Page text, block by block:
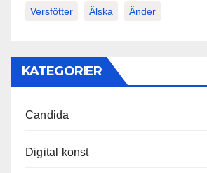
Versfötter Älska Änder
KATEGORIER
Candida
Digital konst